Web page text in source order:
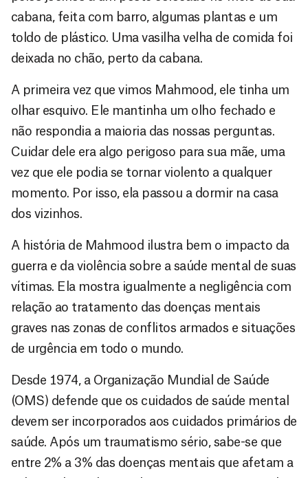
cabana, feita com barro, algumas plantas e um
toldo de plástico. Uma vasilha velha de comida foi
deixada no chão, perto da cabana.
A primeira vez que vimos Mahmood, ele tinha um
olhar esquivo. Ele mantinha um olho fechado e
não respondia a maioria das nossas perguntas.
Cuidar dele era algo perigoso para sua mãe, uma
vez que ele podia se tornar violento a qualquer
momento. Por isso, ela passou a dormir na casa
dos vizinhos.
A história de Mahmood ilustra bem o impacto da
guerra e da violência sobre a saúde mental de suas
vítimas. Ela mostra igualmente a negligência com
relação ao tratamento das doenças mentais
graves nas zonas de conflitos armados e situações
de urgência em todo o mundo.
Desde 1974, a Organização Mundial de Saúde
(OMS) defende que os cuidados de saúde mental
devem ser incorporados aos cuidados primários de
saúde. Após um traumatismo sério, sabe-se que
entre 2% a 3% das doenças mentais que afetam a